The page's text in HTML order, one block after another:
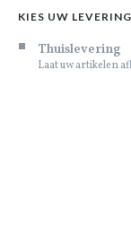
KIES UW
Thuislevering
Laat uw artikelen